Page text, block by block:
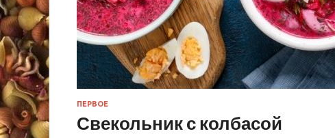
ПЕРВОЕ
Свекольник с колбасой